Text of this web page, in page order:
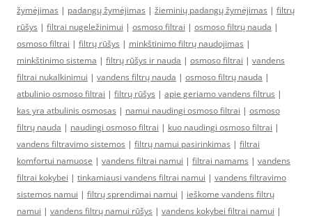
žymėjimas | padangų žymėjimas | žieminių padangų žymėjimas | filtrų
rūšys | filtrai nugeležinimui | osmoso filtrai | osmoso filtrų nauda |
osmoso filtrai | filtrų rūšys | minkštinimo filtrų naudojimas |
minkštinimo sistema | filtrų rūšys ir nauda | osmoso filtrai | vandens
filtrai nukalkinimui | vandens filtrų nauda | osmoso filtrų nauda |
atbulinio osmoso filtrai | filtrų rūšys | apie geriamo vandens filtrus |
kas yra atbulinis osmosas | namui naudingi osmoso filtrai | osmoso
filtrų nauda | naudingi osmoso filtrai | kuo naudingi osmoso filtrai |
vandens filtravimo sistemos | filtrų namui pasirinkimas | filtrai
komfortui namuose | vandens filtrai namui | filtrai namams | vandens
filtrai kokybei | tinkamiausi vandens filtrai namui | vandens filtravimo
sistemos namui | filtrų sprendimai namui | ieškome vandens filtrų
namui | vandens filtrų namui rūšys | vandens kokybei filtrai namui |